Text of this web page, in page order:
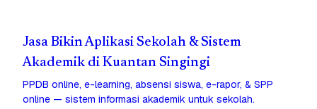
Jasa Bikin Aplikasi Sekolah & Sistem
Akademik di Kuantan Singingi
PPDB online, e-learning, absensi siswa, e-rapor, & SPP
online — sistem informasi akademik untuk sekolah.